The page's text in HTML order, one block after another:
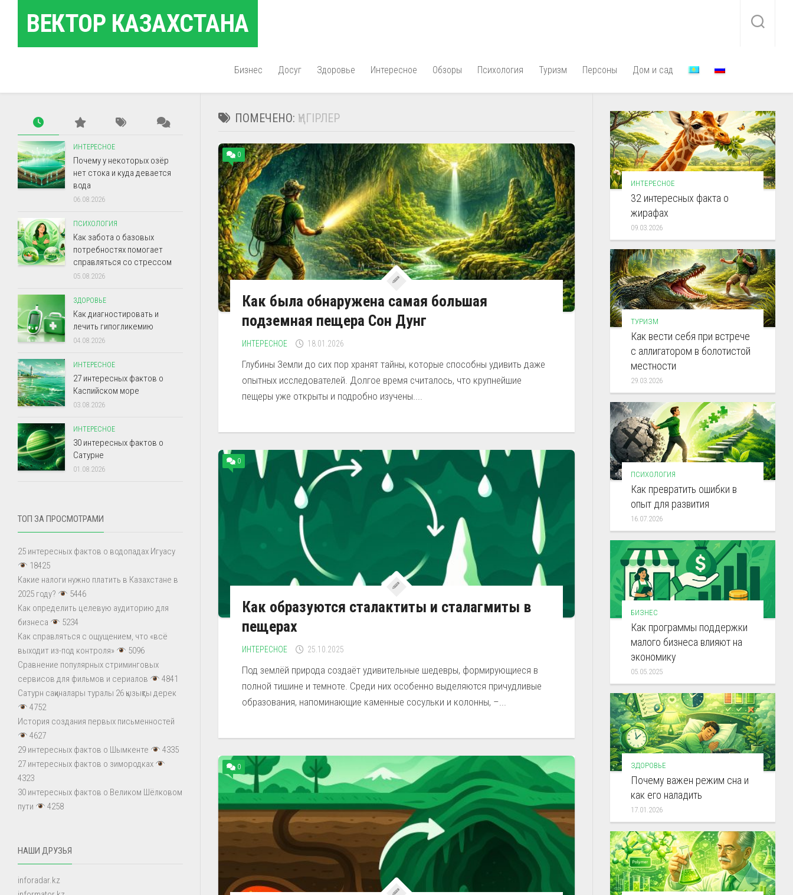
содержаниюВЕКТОР КАЗАХСТАНА
Бизнес Досуг Здоровье Интересное Обзоры Психология Туризм Персоны Дом и сад
ПОМЕЧЕНО: ҮҢГІРЛЕР
0
Как была обнаружена самая большая
подземная пещера Сон Дунг
ИНТЕРЕСНОЕ 18.01.2026
Глубины Земли до сих пор хранят тайны, которые способны удивить даже
опытных исследователей. Долгое время считалось, что крупнейшие
пещеры уже открыты и подробно изучены....
0
Как образуются сталактиты и сталагмиты в
пещерах
ИНТЕРЕСНОЕ 25.10.2025
Под землёй природа создаёт удивительные шедевры, формирующиеся в
полной тишине и темноте. Среди них особенно выделяются причудливые
образования, напоминающие каменные сосульки и колонны, –...
0
ИНТЕРЕСНОЕ
Почему у некоторых озёр
нет стока и куда девается
вода
06.08.2026
ПСИХОЛОГИЯ
Как забота о базовых
потребностях помогает
справляться со стрессом
05.08.2026
ЗДОРОВЬЕ
Как диагностировать и
лечить гипогликемию
04.08.2026
ИНТЕРЕСНОЕ
27 интересных фактов о
Каспийском море
03.08.2026
ИНТЕРЕСНОЕ
30 интересных фактов о
Сатурне
01.08.2026
ТОП ЗА ПРОСМОТРАМИ
25 интересных фактов о водопадах Игуасу
18425
Какие налоги нужно платить в Казахстане в
2025 году?
5446
Как определить целевую аудиторию для
бизнеса
5234
Как справляться с ощущением, что «всё
выходит из-под контроля»
5096
Сравнение популярных стриминговых
сервисов для фильмов и сериалов
4841
Сатурн сақиналары туралы 26 қызықты дерек
4752
История создания первых письменностей
4627
29 интересных фактов о Шымкенте
4335
27 интересных фактов о зимородках
4323
30 интересных фактов о Великом Шёлковом
пути
4258
НАШИ ДРУЗЬЯ
inforadar.kz
ИНТЕРЕСНОЕ
32 интересных факта о
жирафах
09.03.2026
ТУРИЗМ
Как вести себя при встрече
с аллигатором в болотистой
местности
29.03.2026
ПСИХОЛОГИЯ
Как превратить ошибки в
опыт для развития
16.07.2026
БИЗНЕС
Как программы поддержки
малого бизнеса влияют на
экономику
05.05.2025
ЗДОРОВЬЕ
Почему важен режим сна и
как его наладить
17.01.2026